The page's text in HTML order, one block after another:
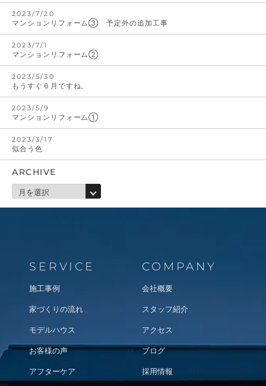
2023/7/20
マンションリフォーム③ 予定外の追加工事
2023/7/1
マンションリフォーム②
2023/5/30
もうすぐ６月ですね。
2023/5/9
マンションリフォーム①
2023/3/17
似合う色
ARCHIVE
SERVICE
施工事例
家づくりの流れ
モデルハウス
お客様の声
アフターケア
COMPANY
会社概要
スタッフ紹介
アクセス
ブログ
採用情報